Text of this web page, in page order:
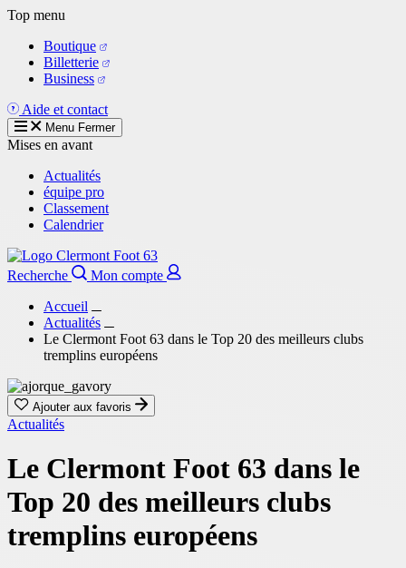
Aller
contenu
principal
Top menu
Boutique
Billetterie
Business
Aide et contact
Menu Fermer
Mises en avant
Actualités
équipe pro
Classement
Calendrier
Recherche
Mon compte
Accueil
Actualités
Le Clermont Foot 63 dans le Top 20 des meilleurs clubs
tremplins européens
Ajouter aux favoris
Actualités
Le Clermont Foot 63 dans le
Top 20 des meilleurs clubs
tremplins européens